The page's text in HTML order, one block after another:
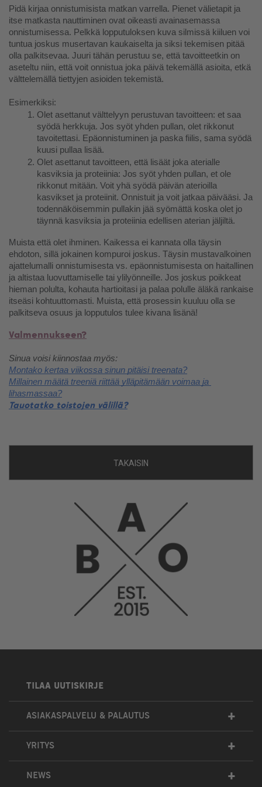
Pidä kirjaa onnistumisista matkan varrella. Pienet välietapit ja
itse matkasta nauttiminen ovat oikeasti avainasemassa
onnistumisessa. Pelkkä lopputuloksen kuva silmissä kiiluen voi
tuntua joskus musertavan kaukaiselta ja siksi tekemisen pitää
olla palkitsevaa. Juuri tähän perustuu se, että tavoitteetkin on
aseteltu niin, että voit onnistua joka päivä tekemällä asioita, etkä
välttelemällä tiettyjen asioiden tekemistä.
Esimerkiksi:
Olet asettanut välttelyyn perustuvan tavoitteen: et saa
syödä herkkuja. Jos syöt yhden pullan, olet rikkonut
tavoitettasi. Epäonnistuminen ja paska fiilis, sama syödä
kuusi pullaa lisää.
Olet asettanut tavoitteen, että lisäät joka aterialle
kasviksia ja proteiinia: Jos syöt yhden pullan, et ole
rikkonut mitään. Voit yhä syödä päivän aterioilla
kasvikset ja proteiinit. Onnistuit ja voit jatkaa päivääsi. Ja
todennäköisemmin pullakin jää syömättä koska olet jo
täynnä kasviksia ja proteiinia edellisen aterian jäljiltä.
Muista että olet ihminen. Kaikessa ei kannata olla täysin
ehdoton, sillä jokainen kompuroi joskus. Täysin mustavalkoinen
ajattelumalli onnistumisesta vs. epäonnistumisesta on haitallinen
ja altistaa luovuttamiselle tai ylilyönneille. Jos joskus poikkeat
hieman polulta, kohauta hartioitasi ja palaa polulle äläkä rankaise
itseäsi kohtuuttomasti. Muista, että prosessin kuuluu olla se
palkitseva osuus ja lopputulos tulee kivana lisänä!
Valmennukseen?
Sinua voisi kiinnostaa myös:
Montako kertaa viikossa sinun pitäisi treenata?
Millainen määtä treeniä riittää ylläpitämään voimaa ja
lihasmassaa?
Tauotatko toistojen välillä?
TAKAISIN
TILAA UUTISKIRJE
ASIAKASPALVELU & PALAUTUS +
YRITYS +
NEWS +